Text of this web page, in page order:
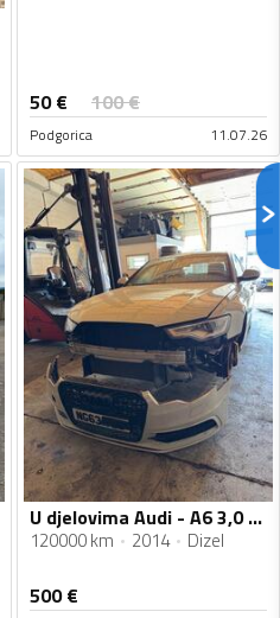
50€ 100€
Podgorica 11.07.26
U djelovima Audi - A6 3,0 tdi
120000 km 2014 Dizel
500€